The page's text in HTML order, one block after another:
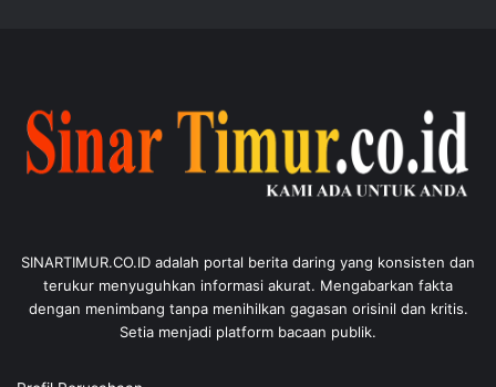
SINARTIMUR.CO.ID adalah portal berita daring yang konsisten dan
terukur menyuguhkan informasi akurat. Mengabarkan fakta
dengan menimbang tanpa menihilkan gagasan orisinil dan kritis.
Setia menjadi platform bacaan publik.